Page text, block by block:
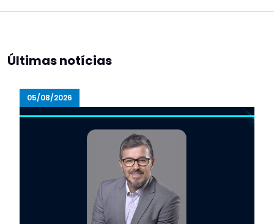
Últimas notícias
05/08/2026